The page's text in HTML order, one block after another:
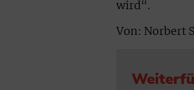
wird“.
Von: Norbert